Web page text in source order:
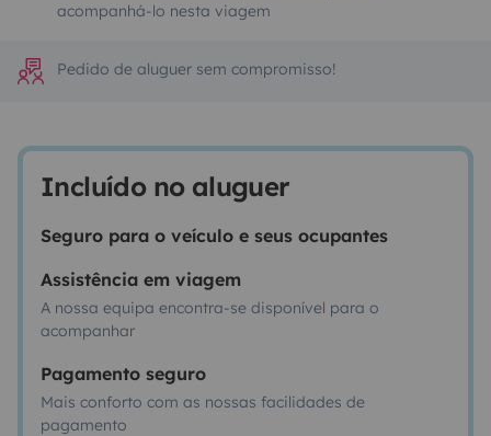
acompanhá-lo nesta viagem
Pedido de aluguer sem compromisso!
Incluído no aluguer
Seguro para o veículo e seus ocupantes
Assistência em viagem
A nossa equipa encontra-se disponível para o
acompanhar
Pagamento seguro
Mais conforto com as nossas facilidades de
pagamento